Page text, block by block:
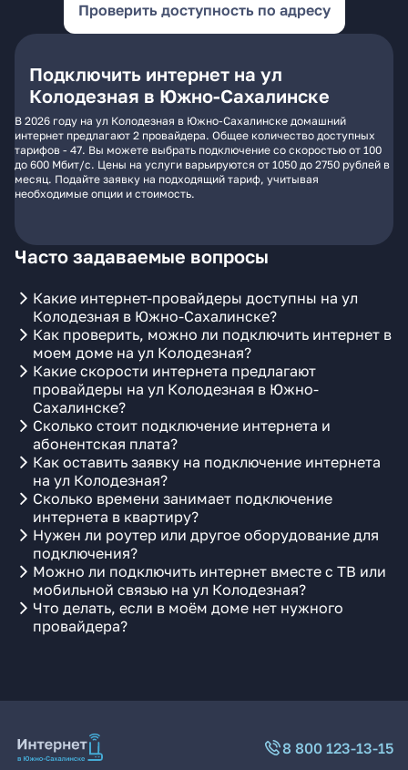
Проверить доступность по адресу
Подключить интернет на ул
Колодезная в Южно-Сахалинске
В 2026 году на ул Колодезная в Южно-Сахалинске домашний
интернет предлагают 2 провайдера. Общее количество доступных
тарифов - 47. Вы можете выбрать подключение со скоростью от 100
до 600 Мбит/с. Цены на услуги варьируются от 1050 до 2750 рублей в
месяц. Подайте заявку на подходящий тариф, учитывая
необходимые опции и стоимость.
Часто задаваемые вопросы
Какие интернет-провайдеры доступны на ул
Колодезная в Южно-Сахалинске?
Как проверить, можно ли подключить интернет в
моем доме на ул Колодезная?
Какие скорости интернета предлагают
провайдеры на ул Колодезная в Южно-
Сахалинске?
Сколько стоит подключение интернета и
абонентская плата?
Как оставить заявку на подключение интернета
на ул Колодезная?
Сколько времени занимает подключение
интернета в квартиру?
Нужен ли роутер или другое оборудование для
подключения?
Можно ли подключить интернет вместе с ТВ или
мобильной связью на ул Колодезная?
Что делать, если в моём доме нет нужного
провайдера?
8 800 123-13-15